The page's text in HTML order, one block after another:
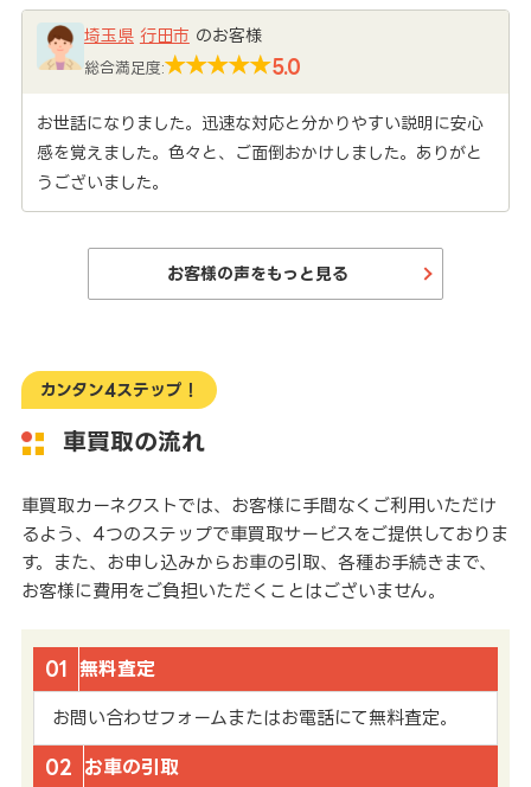
埼玉県 行田市 のお客様
総合満足度: 5.0
お世話になりました。迅速な対応と分かりやすい説明に安心
感を覚えました。色々と、ご面倒おかけしました。ありがと
うございました。
お客様の声をもっと見る
カンタン4ステップ！
車買取の流れ
車買取カーネクストでは、お客様に手間なくご利用いただけ
るよう、4つのステップで車買取サービスをご提供しておりま
す。また、お申し込みからお車の引取、各種お手続きまで、
お客様に費用をご負担いただくことはございません。
01 無料査定
お問い合わせフォームまたはお電話にて無料査定。
02 お車の引取